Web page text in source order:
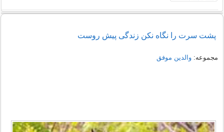
پشت سرت را نگاه نکن زندگی پیش روست
مجموعه:والدین موفق